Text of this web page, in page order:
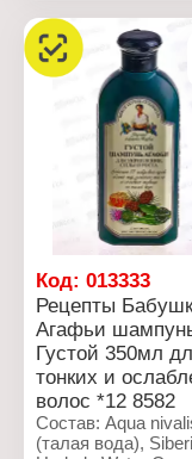
Код: 013333
Рецепты
Агафьи
Густой 350мл
тонких и
волос *12 8582
Состав: Aqua
(талая вода),